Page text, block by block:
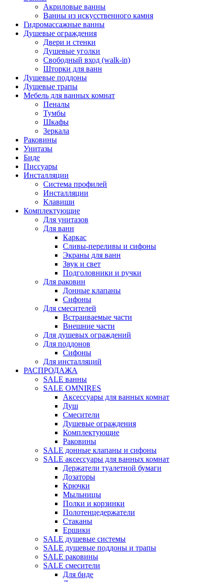
Акриловые ванны
Ванны из искусственного камня
Гидромассажные ванны
Душевые ограждения
Двери и стенки
Душевые уголки
Свободный вход (walk-in)
Шторки для ванн
Душевые поддоны
Душевые трапы
Мебель для ванных комнат
Пеналы
Тумбы
Шкафы
Зеркала
Раковины
Унитазы
Биде
Писсуары
Инсталляции
Система профилей
Инсталляции
Клавиши
Комплектующие
Для унитазов
Для ванн
Каркас
Сливы-переливы и сифоны
Экраны для ванн
Звук и свет
Подголовники и ручки
Для раковин
Донные клапаны
Сифоны
Для смесителей
Встраиваемые части
Внешние части
Для душевых ограждений
Для поддонов
Сифоны
Для инсталляций
РАСПРОДАЖА
SALE ванны
SALE OMNIRES
Аксессуары для ванных комнат
Душ
Смесители
Душевые ограждения
Комплектующие
Раковины
SALE донные клапаны и сифоны
SALE аксессуары для ванных комнат
Держатели туалетной бумаги
Дозаторы
Крючки
Мыльницы
Полки и корзинки
Полотенцедержатели
Стаканы
Ершики
SALE душевые системы
SALE душевые поддоны и трапы
SALE раковины
SALE смесители
Для биде